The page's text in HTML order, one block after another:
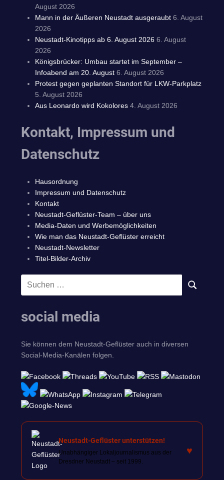
August 2026
Mann in der Äußeren Neustadt ausgeraubt 6. August
2026
Neustadt-Kinotipps ab 6. August 2026 6. August
2026
Königsbrücker: Umbau startet im September –
Infoabend am 20. August 6. August 2026
Protest gegen geplanten Standort für LKW-Parkplatz
5. August 2026
Aus Leonardo wird Kokolores 4. August 2026
Kontakt, Impressum und
Datenschutz
Hausordnung
Impressum und Datenschutz
Kontakt
Neustadt-Geflüster-Team – über uns
Media-Daten und Werbemöglichkeiten
Wie man das Neustadt-Geflüster erreicht
Neustadt-Newsletter
Titel-Bilder-Archiv
Suchen
SUCHEN
social media
Sie können dem Neustadt-Geflüster auch in diversen
Social-Media-Kanälen folgen.
Neustadt-Geflüster unterstützen!
Unabhängiger Lokaljournalismus aus der
Dresdner Neustadt – seit 1999.
♥